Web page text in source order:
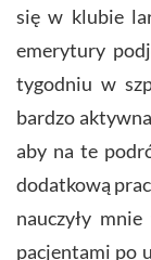
się w klubie
emerytury
tygodniu w
bardzo
aby na te
dodatkową
nauczyły
pacjentami po